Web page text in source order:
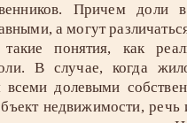
Причем доли
а могут
понятия, как
В случае, когда
всеми долевыми
недвижимости, речь